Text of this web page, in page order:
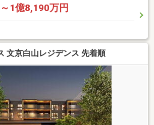
1億8,190万円
文京白山レジデンス 先着順